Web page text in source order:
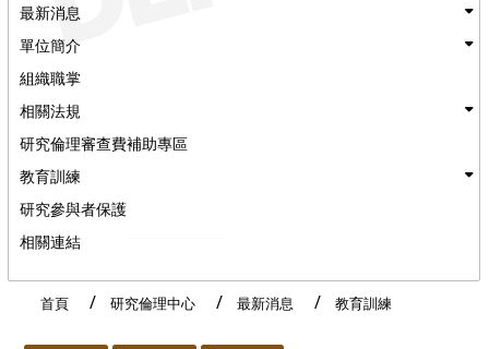
最新消息
單位簡介
組織職掌
相關法規
研究倫理審查費補助專區
教育訓練
研究參與者保護
相關連結
首頁 研究倫理中心 最新消息 教育訓練